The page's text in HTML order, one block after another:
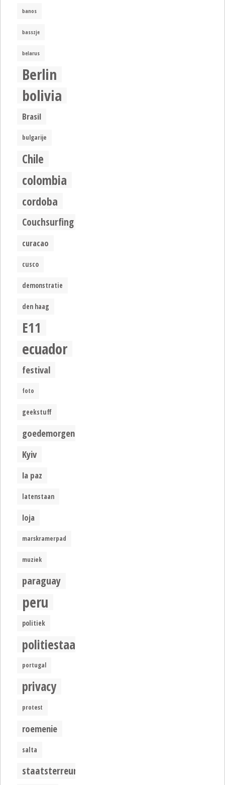
banos
basszje
belarus
Berlin
bolivia
Brasil
bulgarije
Chile
colombia
cordoba
Couchsurfing
curacao
cusco
demonstratie
den haag
E11
ecuador
festival
foto
geekstuff
goedemorgen
Kyiv
la paz
latenstaan
loja
marskramerpad
muziek
paraguay
peru
politiek
politiestaat
portugal
privacy
protest
roemenie
salta
staatsterreur